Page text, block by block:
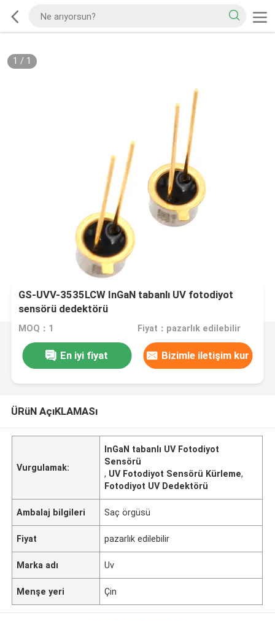
1 / 1
GS-UVV-3535LCW InGaN tabanlı UV fotodiyot
sensörü dedektörü
MOQ：1 Fiyat：pazarlık edilebilir
En iyi fiyat Bizimle iletişim kur
ÜRüN AçıKLAMASı
Vurgulamak:
InGaN tabanlı UV Fotodiyot
Sensörü
, UV Fotodiyot Sensörü Kürleme,
Fotodiyot UV Dedektörü
Ambalaj bilgileri Saç örgüsü
Fiyat pazarlık edilebilir
Marka adı Uv
Menşe yeri Çin